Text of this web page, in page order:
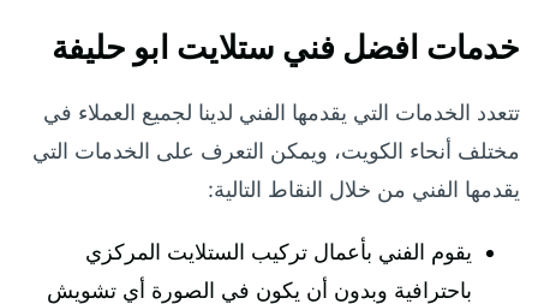
خدمات افضل فني ستلايت ابو حليفة
تتعدد الخدمات التي يقدمها الفني لدينا لجميع العملاء في
مختلف أنحاء الكويت، ويمكن التعرف على الخدمات التي
يقدمها الفني من خلال النقاط التالية:
يقوم الفني بأعمال تركيب الستلايت المركزي
باحترافية وبدون أن يكون في الصورة أي تشويش